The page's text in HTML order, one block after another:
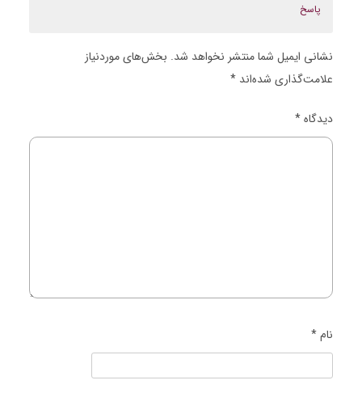
پاسخ
نشانی ایمیل شما منتشر نخواهد شد. بخش‌های موردنیاز
علامت‌گذاری شده‌اند *
دیدگاه*
نام*